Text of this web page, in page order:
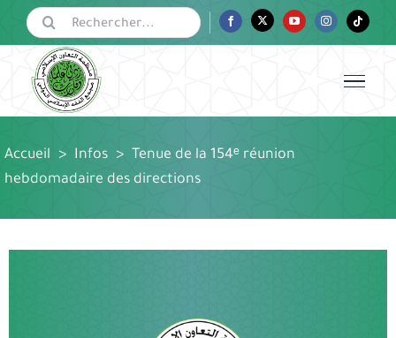
Passer
contenu
Rechercher:
FacebookTwitter YouTubeInstagramTiktok
Accueil > Infos >
Tenue de la 154ᵉ réunion
hebdomadaire des directions